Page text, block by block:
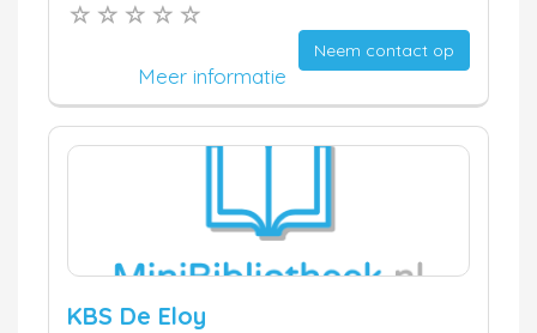
Neem contact op
Meer informatie
KBS De Eloy